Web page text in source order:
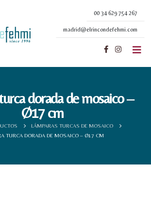
00 34 629 754 267
madrid@elrincondefehmi.com
dorada de mosaico –
Ø17 cm
LÁMPARAS TURCAS DE MOSAICO
TURCA DORADA DE MOSAICO – Ø17 CM